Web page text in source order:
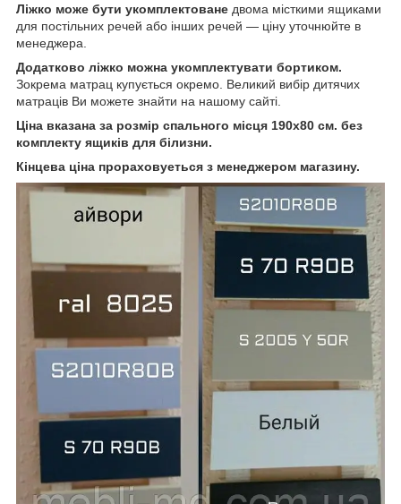
Ліжко може бути укомплектоване двома місткими ящиками
для постільних речей або інших речей — ціну уточнюйте в
менеджера.
Додатково ліжко можна укомплектувати бортиком.
Зокрема матрац купується окремо. Великий вибір дитячих
матраців Ви можете знайти на нашому сайті.
Ціна вказана за розмір спального місця 190х80 см. без
комплекту ящиків для білизни.
Кінцева ціна прораховуеться з менеджером магазину.